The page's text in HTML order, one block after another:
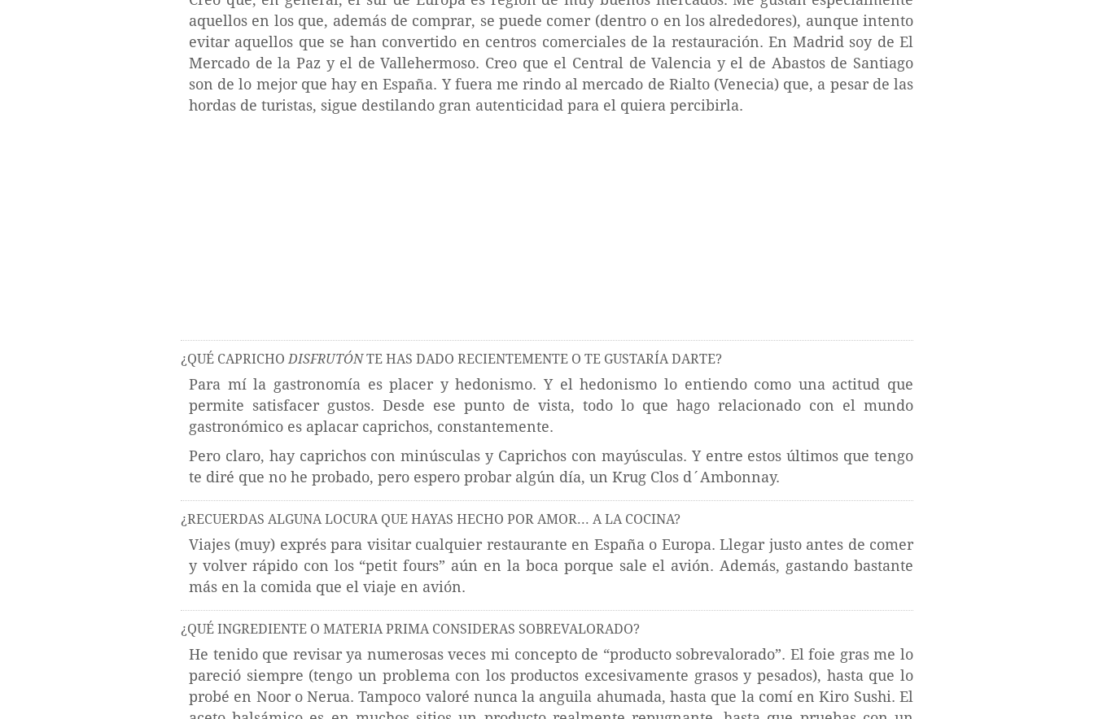
aquellos en los que, además de comprar, se puede comer (dentro o en los alrededores), aunque intento
evitar aquellos que se han convertido en centros comerciales de la restauración. En Madrid soy de El
Mercado de la Paz y el de Vallehermoso. Creo que el Central de Valencia y el de Abastos de Santiago
son de lo mejor que hay en España. Y fuera me rindo al mercado de Rialto (Venecia) que, a pesar de las
hordas de turistas, sigue destilando gran autenticidad para el quiera percibirla.
¿QUÉ CAPRICHODISFRUTÓNTE HAS DADO RECIENTEMENTE O TE GUSTARÍA DARTE?
Para mí la gastronomía es placer y hedonismo. Y el hedonismo lo entiendo como una actitud que
permite satisfacer gustos. Desde ese punto de vista, todo lo que hago relacionado con el mundo
gastronómico es aplacar caprichos, constantemente.
Pero claro, hay caprichos con minúsculas y Caprichos con mayúsculas. Y entre estos últimos que tengo
te diré que no he probado, pero espero probar algún día, un Krug Clos d´Ambonnay.
¿RECUERDAS ALGUNA LOCURA QUE HAYAS HECHO POR AMOR... A LA COCINA?
Viajes (muy) exprés para visitar cualquier restaurante en España o Europa. Llegar justo antes de comer
y volver rápido con los “petit fours” aún en la boca porque sale el avión. Además, gastando bastante
más en la comida que el viaje en avión.
¿QUÉ INGREDIENTE O MATERIA PRIMA CONSIDERAS SOBREVALORADO?
He tenido que revisar ya numerosas veces mi concepto de “producto sobrevalorado”. El foie gras me lo
pareció siempre (tengo un problema con los productos excesivamente grasos y pesados), hasta que lo
probé en Noor o Nerua. Tampoco valoré nunca la anguila ahumada, hasta que la comí en Kiro Sushi. El